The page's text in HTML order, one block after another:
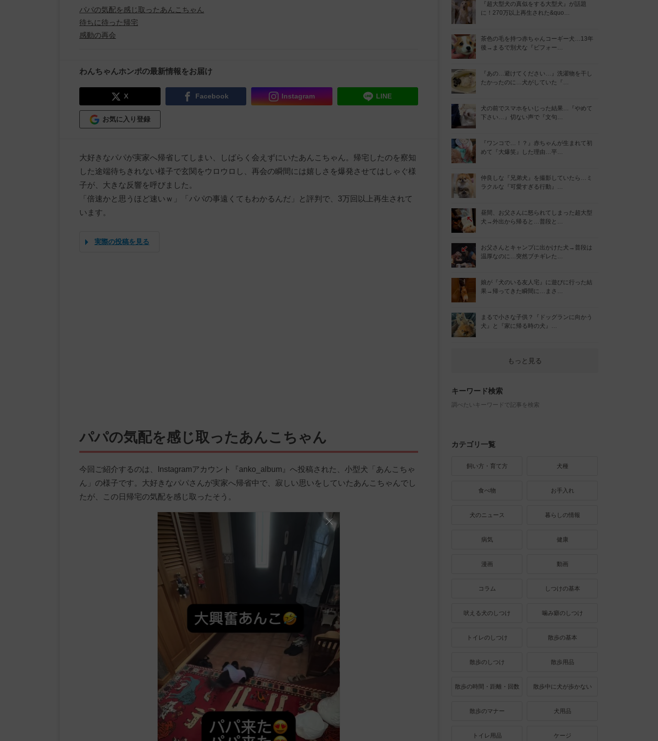
パパの気配を感じ取ったあんこちゃん
待ちに待った帰宅
感動の再会
わんちゃんホンポの最新情報をお届け
X Facebook Instagram LINE
お気に入り登録
大好きなパパが実家へ帰省してしまい、しばらく会えずにいたあんこちゃん。帰宅したのを察知
した途端待ちきれない様子で玄関をウロウロし、再会の瞬間には嬉しさを爆発させてはしゃぐ様
子が、大きな反響を呼びました。
「倍速かと思うほど速いｗ」「パパの事遠くてもわかるんだ」と評判で、3万回以上再生されて
います。
実際の投稿を見る
パパの気配を感じ取ったあんこちゃん
今回ご紹介するのは、Instagramアカウント『anko_album』へ投稿された、小型犬「あんこちゃ
ん」の様子です。大好きなパパさんが実家へ帰省中で、寂しい思いをしていたあんこちゃんでし
たが、この日帰宅の気配を感じ取ったそう。
『超大型犬の真似をする大型犬』が話題
に！270万以上再生された&quo…
茶色の毛を持つ赤ちゃんコーギー犬…13年
後→まるで別犬な『ビフォー…
『あの…避けてください…』洗濯物を干し
たかったのに…犬がしていた『…
犬の前でスマホをいじった結果…『やめて
下さい…』切ない声で『文句…
『ワンコで…！？』赤ちゃんが生まれて初
めて『大爆笑』した理由…平…
仲良しな『兄弟犬』を撮影していたら…ミ
ラクルな『可愛すぎる行動』…
昼間、お父さんに怒られてしまった超大型
犬→外出から帰ると…普段と…
お父さんとキャンプに出かけた犬→普段は
温厚なのに…突然ブチギレた…
娘が『犬のいる友人宅』に遊びに行った結
果→帰ってきた瞬間に…まさ…
まるで小さな子供？『ドッグランに向かう
犬』と『家に帰る時の犬』…
もっと見る
キーワード検索
調べたいキーワードで記事を検索
カテゴリ一覧
飼い方・育て方 犬種
食べ物 お手入れ
犬のニュース 暮らしの情報
病気 健康
漫画 動画
コラム しつけの基本
吠える犬のしつけ 噛み癖のしつけ
トイレのしつけ 散歩の基本
散歩のしつけ 散歩用品
散歩の時間・距離・回数 散歩中に犬が歩かない
散歩のマナー 犬用品
トイレ用品 ケージ